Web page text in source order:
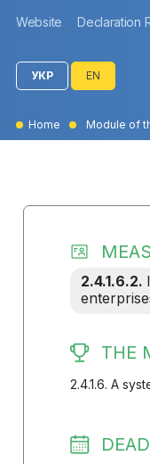
Website Declaration
УКР EN
Home Module of
2.4.1.6.2.
THE
2.4.1.6. A